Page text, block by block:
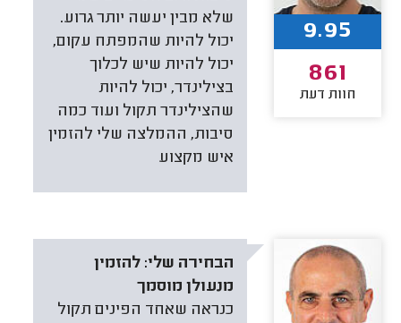
שלא מבין יעשה יותר גרוע.
יכול להיות שהמפתח עקום,
יכול להיות שיש לכלוך
בצילינדר, יכול להיות
שהצילינדר תקול ועוד כמה
סיבות, ההמלצה שלי להזמין
איש מקצוע
9.95
861
חוות דעת
הבחירה שלי: להזמין
מנעולן מוסמך
כנראה שאחד הפינים תקול